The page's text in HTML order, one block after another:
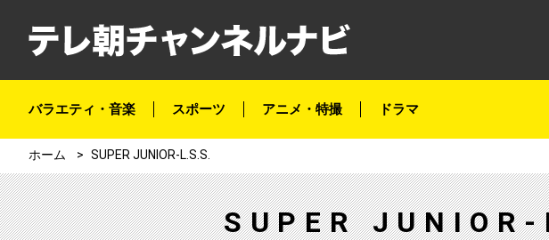
バラエティ・音楽 スポーツ アニメ・特撮 ドラマ
ホーム SUPER JUNIOR-L.S.S.
SUPER